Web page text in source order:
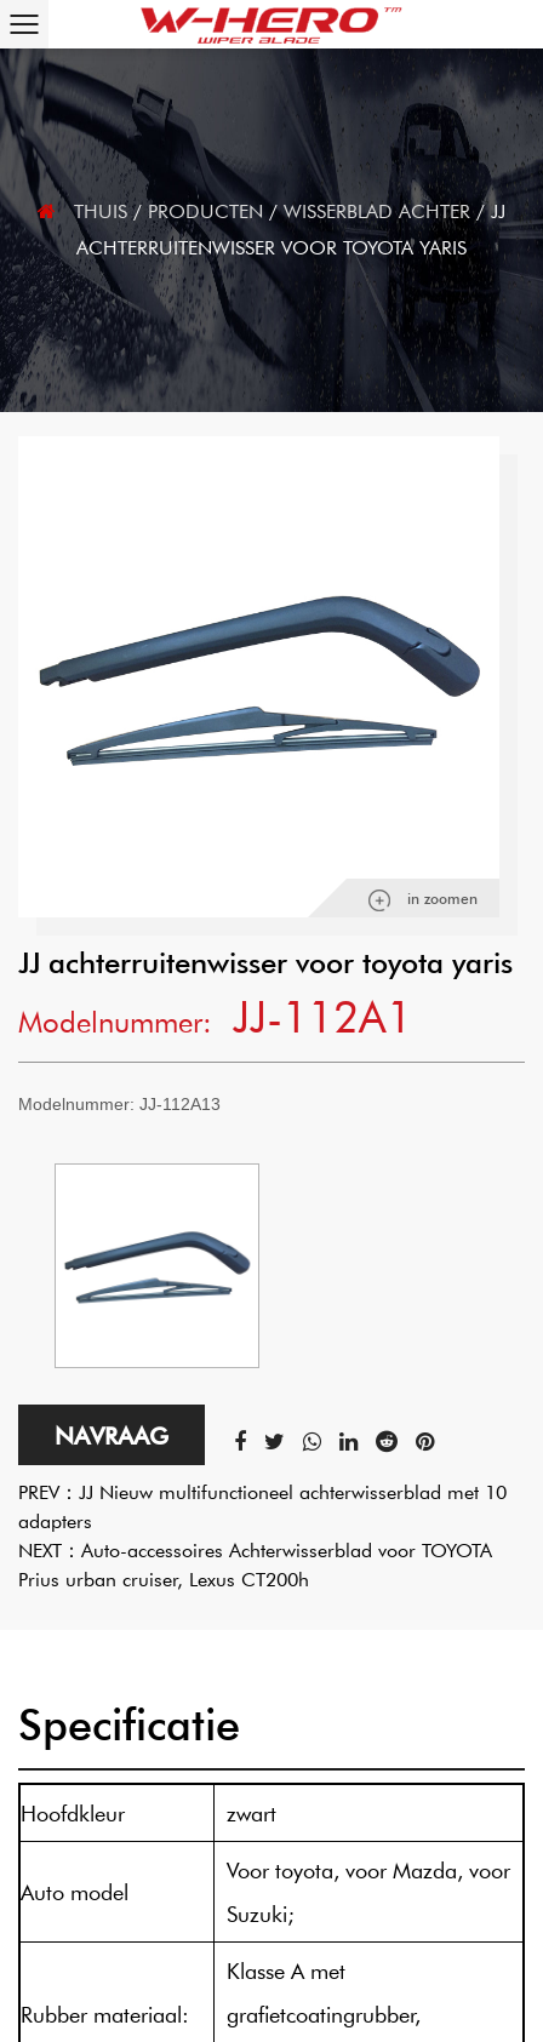
THUIS/PRODUCTEN /WISSERBLAD ACHTER/JJ
ACHTERRUITENWISSER VOOR TOYOTA YARIS
in zoomen
JJ achterruitenwisser voor toyota yaris
Modelnummer:
JJ-112A1
Modelnummer: JJ-112A13
NAVRAAG
PREV： JJ Nieuw multifunctioneel achterwisserblad met 10
adapters
NEXT： Auto-accessoires Achterwisserblad voor TOYOTA
Prius urban cruiser, Lexus CT200h
Specificatie
Hoofdkleur zwart
Auto model
Voor toyota, voor Mazda, voor
Suzuki;
Rubber materiaal:
Klasse A met
grafietcoatingrubber,